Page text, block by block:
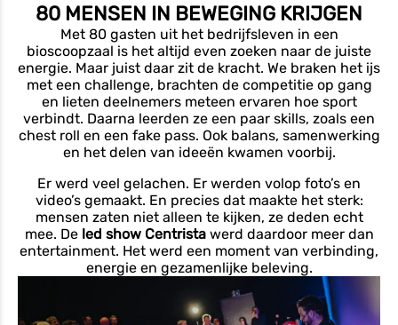
80 MENSEN IN BEWEGING KRIJGEN
Met 80 gasten uit het bedrijfsleven in een
bioscoopzaal is het altijd even zoeken naar de juiste
energie. Maar juist daar zit de kracht. We braken het ijs
met een challenge, brachten de competitie op gang
en lieten deelnemers meteen ervaren hoe sport
verbindt. Daarna leerden ze een paar skills, zoals een
chest roll en een fake pass. Ook balans, samenwerking
en het delen van ideeën kwamen voorbij.
Er werd veel gelachen. Er werden volop foto’s en
video’s gemaakt. En precies dat maakte het sterk:
mensen zaten niet alleen te kijken, ze deden echt
mee. De led show Centristawerd daardoor meer dan
entertainment. Het werd een moment van verbinding,
energie en gezamenlijke beleving.